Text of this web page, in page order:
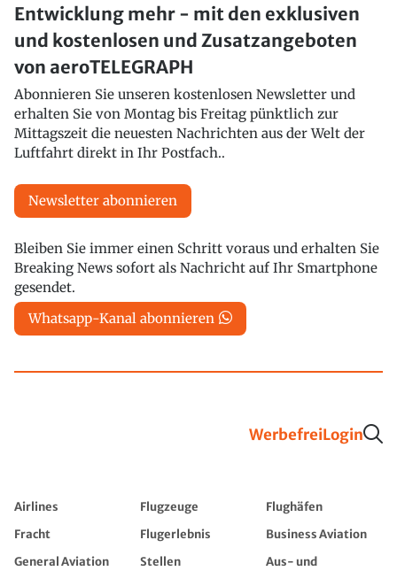
Entwicklung mehr - mit den exklusiven
und kostenlosen und Zusatzangeboten
von aeroTELEGRAPH
Abonnieren Sie unseren kostenlosen Newsletter und
erhalten Sie von Montag bis Freitag pünktlich zur
Mittagszeit die neuesten Nachrichten aus der Welt der
Luftfahrt direkt in Ihr Postfach..
Newsletter abonnieren
Bleiben Sie immer einen Schritt voraus und erhalten Sie
Breaking News sofort als Nachricht auf Ihr Smartphone
gesendet.
Whatsapp-Kanal abonnieren
WerbefreiLogin
Airlines Flugzeuge
Flughäfen
Fracht
Flugerlebnis
Business Aviation
General Aviation
Stellen
Aus- und